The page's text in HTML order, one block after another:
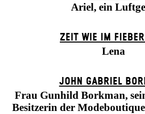
Ariel, ein
ZEIT WIE IM
Lena
JOHN GABRIEL
Frau Gunhild Borkman,
Besitzerin der